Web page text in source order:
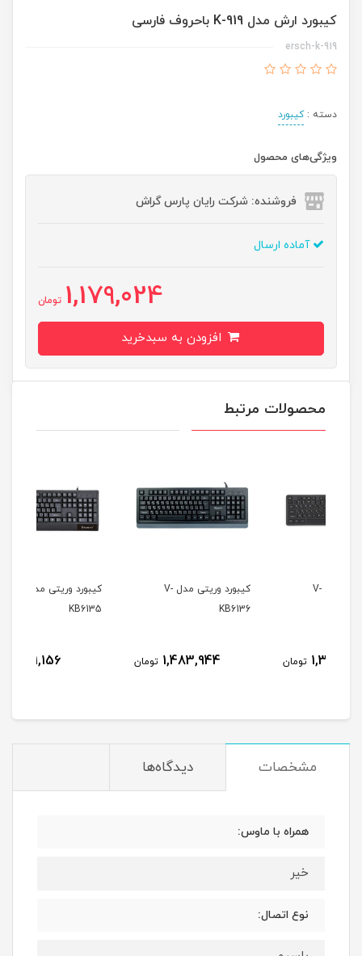
کیبورد ارش مدل K-919 باحروف فارسی
ersch-k-919
دسته :کیبورد
ویژگی‌های محصول
فروشنده: شرکت رایان پارس گراش
آماده ارسال
1,179,024 تومان
محصولات مرتبط
کیبورد وریتی مدل V-
1,483,944 تومان
کیبورد وریتی مدل V-
تومان
مشخصات دیدگاه‌ها
همراه با ماوس:
خیر
نوع اتصال: